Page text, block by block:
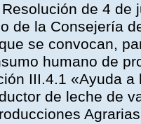
de 4
de la Consejería
se convocan,
humano de
III.4.1 «Ayuda
de leche de